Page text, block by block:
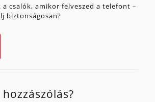
csalók, amikor felveszed a telefont –
biztonságosan?